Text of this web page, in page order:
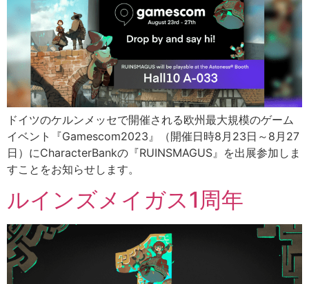
ドイツのケルンメッセで開催される欧州最大規模のゲーム
イベント『Gamescom2023』（開催日時8月23日～8月27
日）にCharacterBankの『RUINSMAGUS』を出展参加しま
すことをお知らせします。
ルインズメイガス1周年